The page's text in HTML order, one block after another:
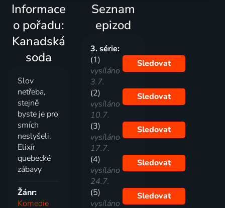
Informace
o pořadu:
Kanadská
soda
Slov
netřeba,
stejně
byste je pro
smích
neslyšeli.
Elixír
quebecké
zábavy
Žánr:
Komedie
Seznam
epizod
3. série:
(1)
vysíláno
3.7.
Sledovat
(2)
vysíláno
10.7.
Sledovat
(3)
vysíláno
17.7.
Sledovat
(4)
vysíláno
24.7.
Sledovat
(5)
vysíláno
Sledovat